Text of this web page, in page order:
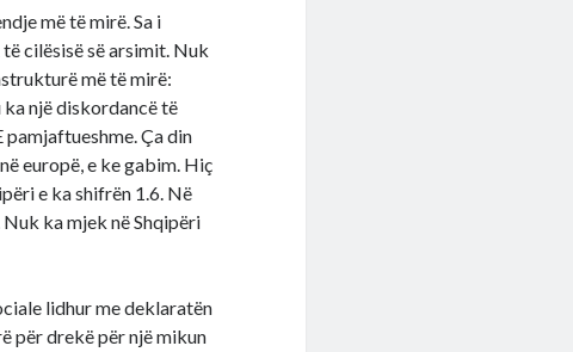
më të mirë. Sa i
cilësisë së arsimit. Nuk
më të mirë:
një diskordancë të
pamjaftueshme. Ça din
europë, e ke gabim. Hiç
e ka shifrën 1.6. Në
ka mjek në Shqipëri
lidhur me deklaratën
për drekë për një mikun